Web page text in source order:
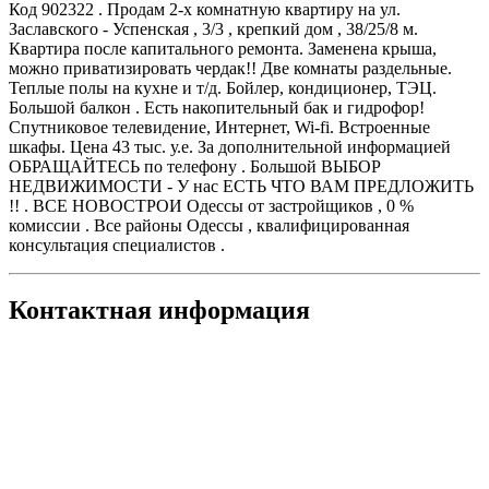
Код 902322 . Продам 2-х комнатную квартиру на ул.
Заславского - Успенская , 3/3 , крепкий дом , 38/25/8 м.
Квартира после капитального ремонта. Заменена крыша,
можно приватизировать чердак!! Две комнаты раздельные.
Теплые полы на кухне и т/д. Бойлер, кондиционер, ТЭЦ.
Большой балкон . Есть накопительный бак и гидрофор!
Спутниковое телевидение, Интернет, Wi-fi. Встроенные
шкафы. Цена 43 тыс. у.е. За дополнительной информацией
ОБРАЩАЙТЕСЬ по телефону . Большой ВЫБОР
НЕДВИЖИМОСТИ - У нас ЕСТЬ ЧТО ВАМ ПРЕДЛОЖИТЬ
!! . ВСЕ НОВОСТРОИ Одессы от застройщиков , 0 %
комиссии . Все районы Одессы , квалифицированная
консультация специалистов .
Контактная информация